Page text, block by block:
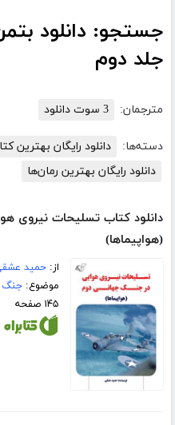
جستجو: دانلود
جلد دوم
مترجمان: 3 سوت دانلود
دسته‌ها:
دانلود رایگان بهترین
دانلود رایگان بهترین رمان‌ها
دانلود کتاب تسلیحات نیروی
(هواپیماها)
از:حمید
موضوع:جنگ
۱۴۵ صفحه